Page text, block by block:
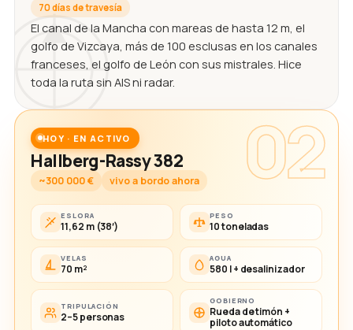
70 días de travesía
El canal de la Mancha con mareas de hasta 12 m, el
golfo de Vizcaya, más de 100 esclusas en los canales
franceses, el golfo de León con sus mistrales. Hice
toda la ruta sin AIS ni radar.
02
HOY · EN ACTIVO
Hallberg-Rassy 382
~300 000 € vivo a bordo ahora
ESLORA
11,62 m (38′)
PESO
10 toneladas
VELAS
70 m²
AGUA
580 l + desalinizador
TRIPULACIÓN
2–5 personas
GOBIERNO
Rueda de timón +
piloto automático